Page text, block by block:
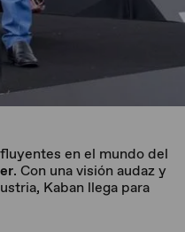
en el mundo del
. Con una visión audaz y
Kaban llega para